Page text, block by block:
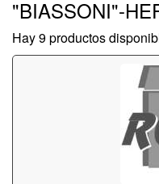
"BIASSONI"-
Hay 9 productos